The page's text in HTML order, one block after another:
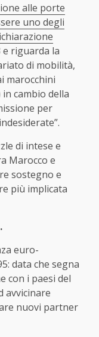
alle porte
uno degli
e riguarda la
di mobilità,
marocchini
in cambio della
per
di intese e
Marocco e
sostegno e
più implicata
euro-
data che segna
con i paesi del
avvicinare
nuovi partner